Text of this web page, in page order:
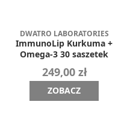
DWATRO LABORATORIES
ImmunoLip Kurkuma +
Omega-3 30 saszetek
249,00 zł
ZOBACZ